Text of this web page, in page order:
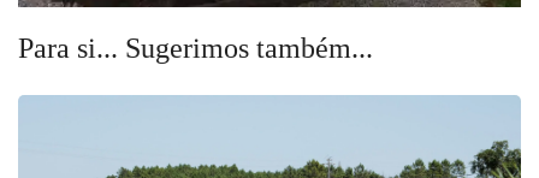
Para si... Sugerimos também...